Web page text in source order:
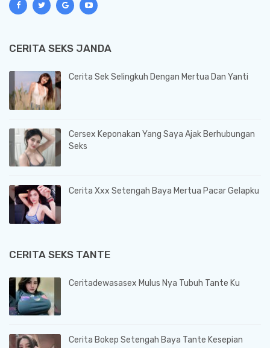
CERITA SEKS JANDA
Cerita Sek Selingkuh Dengan Mertua Dan Yanti
Cersex Keponakan Yang Saya Ajak Berhubungan
Seks
Cerita Xxx Setengah Baya Mertua Pacar Gelapku
CERITA SEKS TANTE
Ceritadewasasex Mulus Nya Tubuh Tante Ku
Cerita Bokep Setengah Baya Tante Kesepian